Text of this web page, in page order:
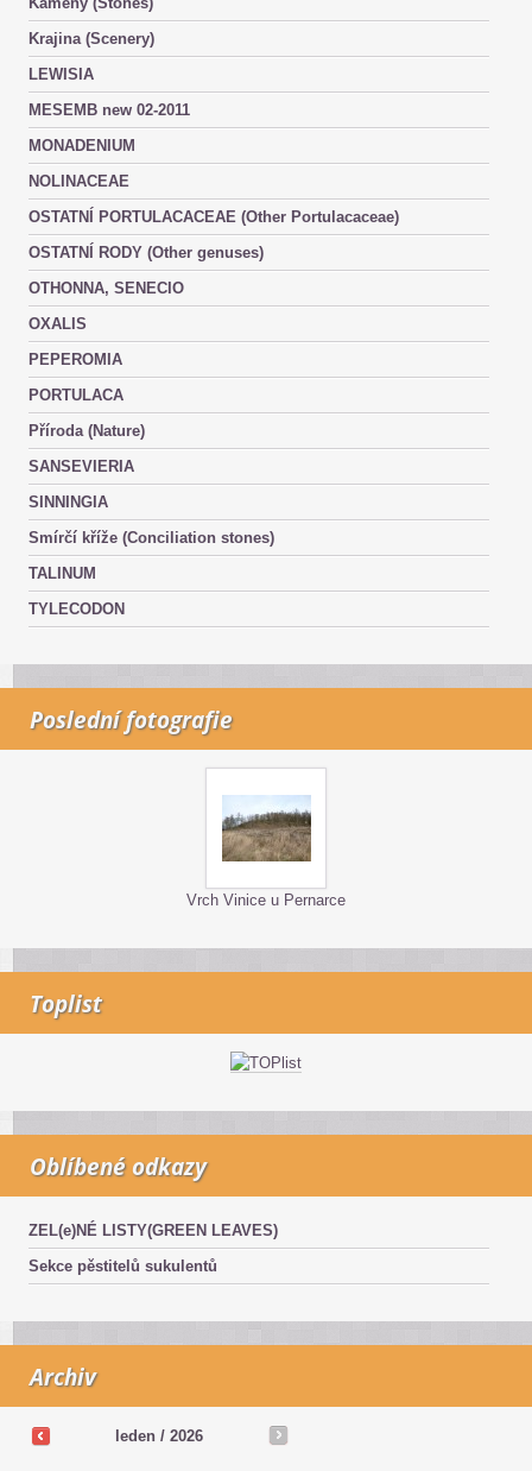
Krajina (Scenery)
LEWISIA
MESEMB new 02-2011
MONADENIUM
NOLINACEAE
OSTATNÍ PORTULACACEAE (Other Portulacaceae)
OSTATNÍ RODY (Other genuses)
OTHONNA, SENECIO
OXALIS
PEPEROMIA
PORTULACA
Příroda (Nature)
SANSEVIERIA
SINNINGIA
Smírčí kříže (Conciliation stones)
TALINUM
TYLECODON
Poslední fotografie
Vrch Vinice u Pernarce
Toplist
Oblíbené odkazy
ZEL(e)NÉ LISTY(GREEN LEAVES)
Sekce pěstitelů sukulentů
Archiv
leden / 2026